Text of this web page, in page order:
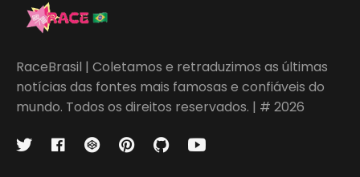
RaceBrasil | Coletamos e retraduzimos as últimas
notícias das fontes mais famosas e confiáveis do
mundo. Todos os direitos reservados. | # 2026